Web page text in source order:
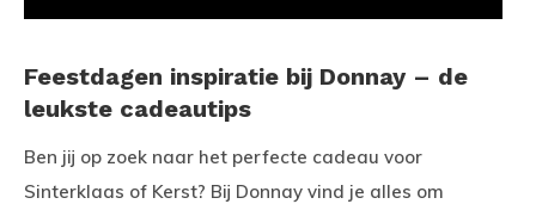
Feestdagen inspiratie bij Donnay – de
leukste cadeautips
Ben jij op zoek naar het perfecte cadeau voor
Sinterklaas of Kerst? Bij Donnay vind je alles om